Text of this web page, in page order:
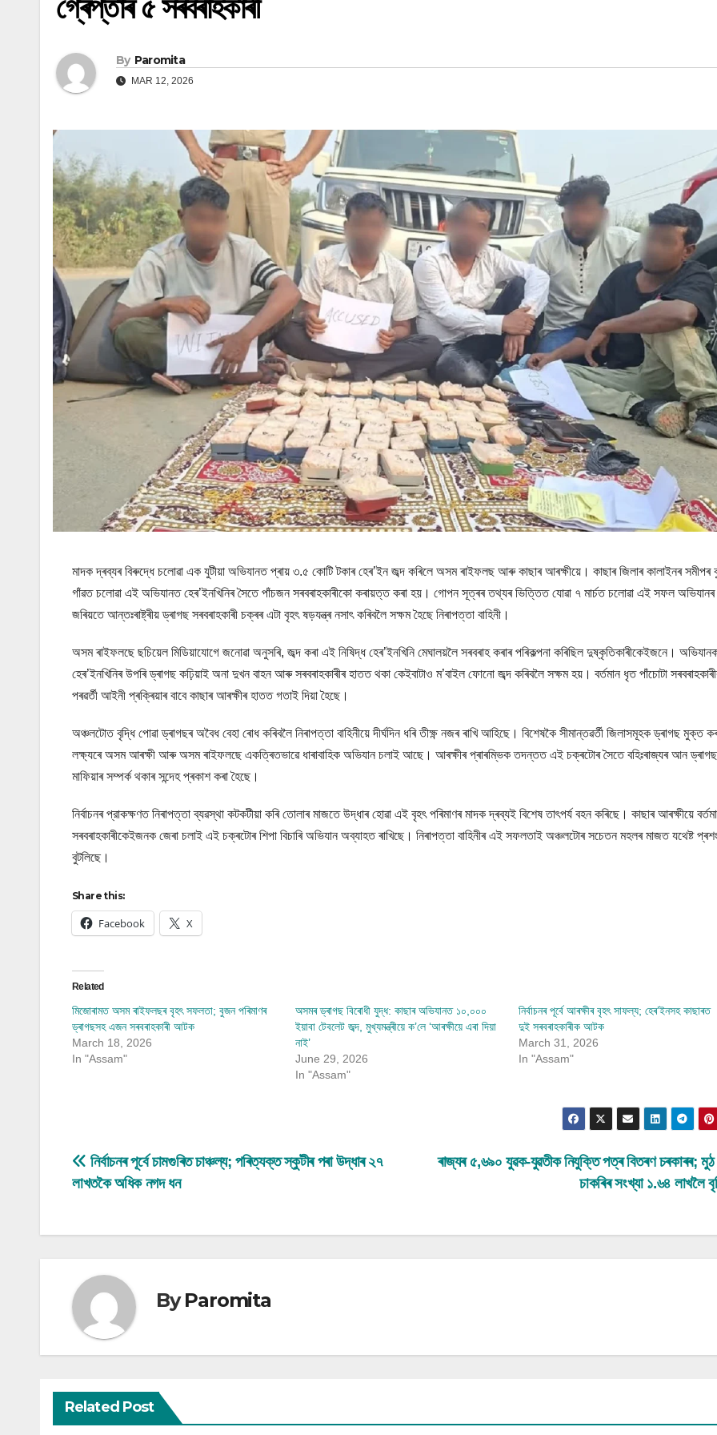
By Paromita
MAR 12, 2026
মাদক দ্ৰব্যৰ বিৰুদ্ধে চলোৱা এক যুটীয়া অভিযানত প্ৰায় ৩.৫ কোটি টকাৰ হেৰ’ইন জব্দ কৰিলে অসম ৰাইফলছ আৰু কাছাৰ আৰক্ষীয়ে। কাছাৰ জিলাৰ কালাইনৰ সমীপৰ
গাঁৱত চলোৱা এই অভিযানত হেৰ’ইনখিনিৰ সৈতে পাঁচজন সৰবৰাহকাৰীকো কৰায়ত্ত কৰা হয়। গোপন সূত্ৰৰ তথ্যৰ ভিত্তিত যোৱা ৭ মাৰ্চত চলোৱা এই সফল অভিযানৰ
জৰিয়তে আন্তঃৰাষ্ট্ৰীয় ড্ৰাগছ সৰবৰাহকাৰী চক্ৰৰ এটা বৃহৎ ষড়যন্ত্ৰ নসাৎ কৰিবলৈ সক্ষম হৈছে নিৰাপত্তা বাহিনী।
অসম ৰাইফলছে ছচিয়েল মিডিয়াযোগে জনোৱা অনুসৰি, জব্দ কৰা এই নিষিদ্ধ হেৰ’ইনখিনি মেঘালয়লৈ সৰবৰাহ কৰাৰ পৰিকল্পনা কৰিছিল দুষ্কৃতিকাৰীকেইজনে।
হেৰ’ইনখিনিৰ উপৰি ড্ৰাগছ কঢ়িয়াই অনা দুখন বাহন আৰু সৰবৰাহকাৰীৰ হাতত থকা কেইবাটাও ম’বাইল ফোনো জব্দ কৰিবলৈ সক্ষম হয়। বৰ্তমান ধৃত পাঁচোটা
পৰৱৰ্তী আইনী প্ৰক্ৰিয়াৰ বাবে কাছাৰ আৰক্ষীৰ হাতত গতাই দিয়া হৈছে।
অঞ্চলটোত বৃদ্ধি পোৱা ড্ৰাগছৰ অবৈধ বেহা ৰোধ কৰিবলৈ নিৰাপত্তা বাহিনীয়ে দীৰ্ঘদিন ধৰি তীক্ষ্ণ নজৰ ৰাখি আহিছে। বিশেষকৈ সীমান্তৱৰ্তী জিলাসমূহক ড্ৰাগছ মুক্ত
লক্ষ্যৰে অসম আৰক্ষী আৰু অসম ৰাইফলছে একত্ৰিতভাৱে ধাৰাবাহিক অভিযান চলাই আছে। আৰক্ষীৰ প্ৰাৰম্ভিক তদন্তত এই চক্ৰটোৰ সৈতে বহিঃৰাজ্যৰ আন ড্ৰাগছ
মাফিয়াৰ সম্পৰ্ক থকাৰ সন্দেহ প্ৰকাশ কৰা হৈছে।
নিৰ্বাচনৰ প্রাকক্ষণত নিৰাপত্তা ব্যৱস্থা কটকটীয়া কৰি তোলাৰ মাজতে উদ্ধাৰ হোৱা এই বৃহৎ পৰিমাণৰ মাদক দ্ৰব্যই বিশেষ তাৎপৰ্য বহন কৰিছে। কাছাৰ আৰক্ষীয়ে
সৰবৰাহকাৰীকেইজনক জেৰা চলাই এই চক্ৰটোৰ শিপা বিচাৰি অভিযান অব্যাহত ৰাখিছে। নিৰাপত্তা বাহিনীৰ এই সফলতাই অঞ্চলটোৰ সচেতন মহলৰ মাজত যথেষ্ট
বুটলিছে।
Share this:
Facebook X
Related
মিজোৰামত অসম ৰাইফলছৰ বৃহৎ সফলতা; বুজন পৰিমাণৰ
ড্ৰাগছসহ এজন সৰবৰাহকাৰী আটক
March 18, 2026
In "Assam"
অসমৰ ড্ৰাগছ বিৰোধী যুদ্ধ: কাছাৰ অভিযানত ১০,০০০
ইয়াবা টেবলেট জব্দ, মুখ্যমন্ত্ৰীয়ে ক’লে ‘আৰক্ষীয়ে এৰা দিয়া
নাই’
June 29, 2026
In "Assam"
নিৰ্বাচনৰ পূৰ্বে আৰক্ষীৰ বৃহৎ সাফল্য; হেৰ’ইনসহ কাছাৰত
দুই সৰবৰাহকাৰীক আটক
March 31, 2026
In "Assam"
Post
ৰাজ্যৰ ৫,৬৯০ যুৱক-যুৱতীক নিযুক্তি পত্ৰ বিতৰণ চৰকাৰৰ; মুঠ
চাকৰিৰ সংখ্যা ১.৬৪ লাখলৈ
নিৰ্বাচনৰ পূৰ্বে চামগুৰিত চাঞ্চল্য; পৰিত্যক্ত স্কুটীৰ পৰা উদ্ধাৰ ২৭
লাখতকৈ অধিক নগদ ধন
ByParomita
Related Post